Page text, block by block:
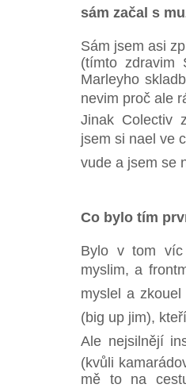
sám začal s
Sám jsem asi
(tímto zdravim
Marleyho
nevim proč ale
Jinak Colectiv
jsem si nael
vude a jsem se
Co bylo tím
Bylo v tom víc
myslim, a
myslel a
(big up jim),
Ale nejsilnějí
(kvůli
mě to na